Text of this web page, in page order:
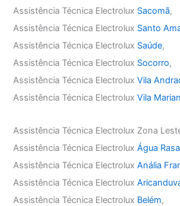
Assistência Técnica Electrolux Sacomã,
Assistência Técnica Electrolux Santo
Assistência Técnica Electrolux Saúde,
Assistência Técnica Electrolux Socorro,
Assistência Técnica ElectroluxVila
Assistência Técnica ElectroluxVila
Assistência Técnica Electrolux Zona
Assistência Técnica ElectroluxÁgua Rasa
Assistência Técnica ElectroluxAnália
Assistência Técnica Electrolux
Assistência Técnica Electrolux Belém,